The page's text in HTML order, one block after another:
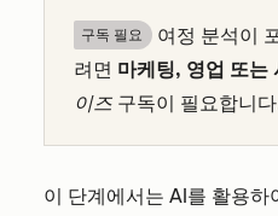
구독 필요
여정 분석이
려면 마케팅, 영업 또는
이즈 구독이 필요합니
이 단계에서는 AI를 활용